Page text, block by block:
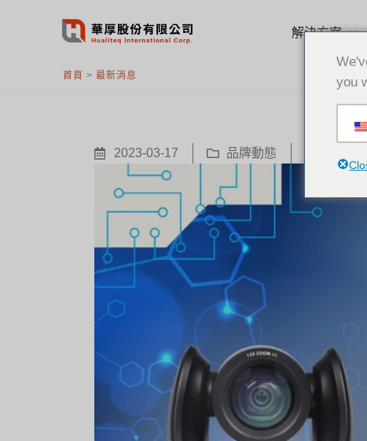
解決方案
首頁 > 最新消息
2023-03-17 品牌動態
you